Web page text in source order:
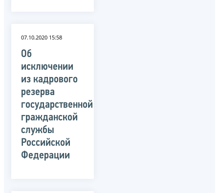
07.10.2020 15:58
Об
исключении
из кадрового
резерва
государственной
гражданской
службы
Российской
Федерации